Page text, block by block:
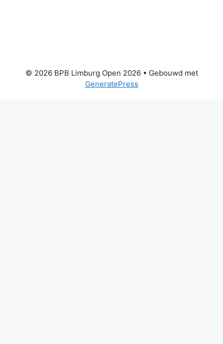
© 2026 BPB Limburg Open 2026• Gebouwd met
GeneratePress